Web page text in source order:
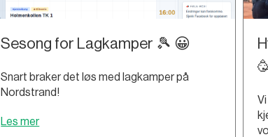
Sesong for Lagkamper 🎾 😀
Snart braker det løs med lagkamper på
Nordstrand!
Les mer